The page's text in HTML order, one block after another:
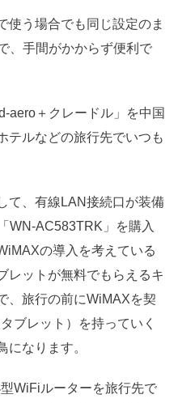
使う場合でも同じ設定のま
、手間がかからず便利で
aero＋クレードル」を中国
テルなどの旅行先でいつも
て、有線LAN接続口が装備
WN-AC583TRK」を購入
の導入を考えている
レットが無料でもらえるキ
、旅行の前にWiMAXを契
ブレット）を持っていく
になります。
WiFiルーターを旅行先で